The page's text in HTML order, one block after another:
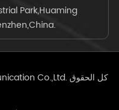
Park,Huaming